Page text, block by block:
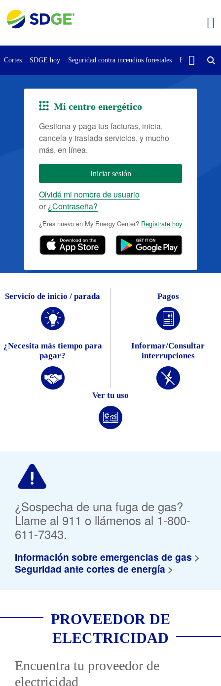
contenido
Cortes SDGE hoy Seguridad contra incendios forestales Buscar
ImagenMi centro energético
Gestiona y paga tus facturas, inicia,
cancela y traslada servicios, y mucho
más, en línea.
Iniciar sesión
Olvidé mi nombre de usuario
or ¿Contraseña?
¿Eres nuevo en My Energy Center? Regístrate hoy
Servicio de inicio / parada Pagos
¿Necesita más tiempo para
pagar?
Informar/Consultar
interrupciones
Ver tu uso
¿Sospecha de una fuga de gas?
Llame al 911 o llámenos al 1-800-
611-7343.
Información sobre emergencias de gas
Seguridad ante cortes de energía
PROVEEDOR DE
ELECTRICIDAD
Encuentra tu proveedor de
electricidad